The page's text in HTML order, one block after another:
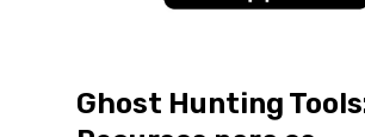
Ghost Hunting